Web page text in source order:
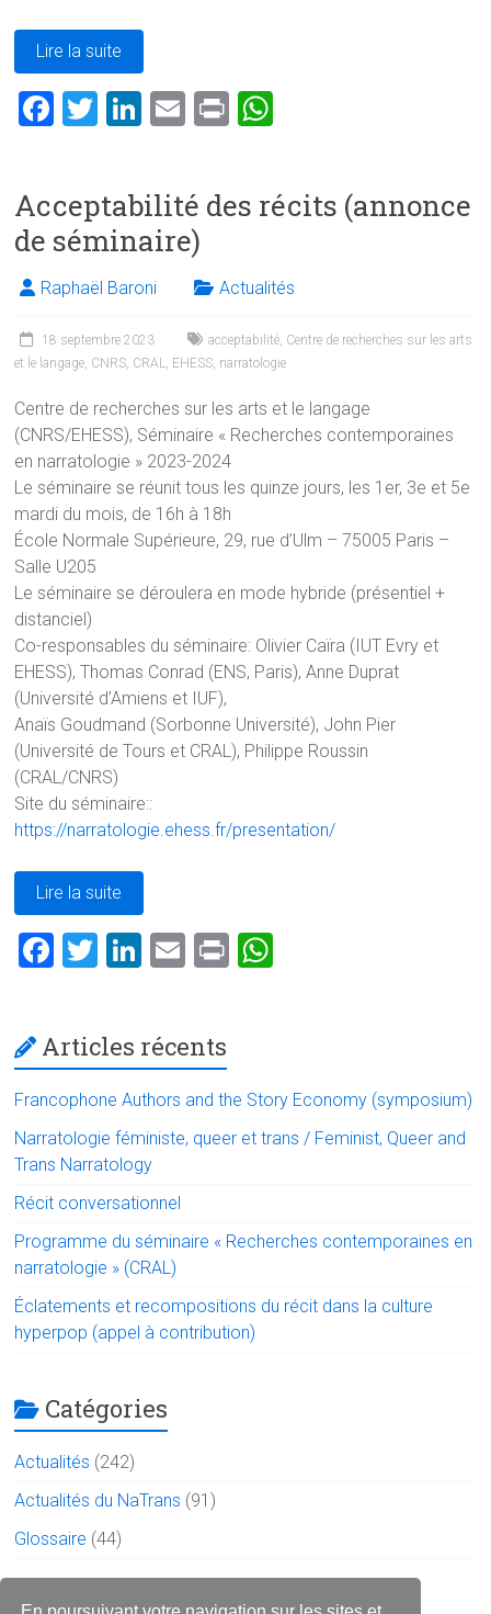
Lire la suite
F
b
o
ok
T
er
Li
dI
n
E
l
Pr
s
p
Acceptabilité des récits (annonce
de séminaire)
Raphaël Baroni Actualités
18 septembre 2023 acceptabilité, Centre de recherches sur les arts
et le langage, CNRS, CRAL, EHESS, narratologie
Centre de recherches sur les arts et le langage
(CNRS/EHESS), Séminaire « Recherches contemporaines
en narratologie » 2023-2024
Le séminaire se réunit tous les quinze jours, les 1er, 3e et 5e
mardi du mois, de 16h à 18h
École Normale Supérieure, 29, rue d’Ulm – 75005 Paris –
Salle U205
Le séminaire se déroulera en mode hybride (présentiel +
distanciel)
Co-responsables du séminaire: Olivier Caïra (IUT Evry et
EHESS), Thomas Conrad (ENS, Paris), Anne Duprat
(Université d’Amiens et IUF),
Anaïs Goudmand (Sorbonne Université), John Pier
(Université de Tours et CRAL), Philippe Roussin
(CRAL/CNRS)
Site du séminaire::
https://narratologie.ehess.fr/presentation/
Lire la suite
F
b
o
ok
T
er
Li
dI
n
E
l
Pr
A
p
Articles récents
Francophone Authors and the Story Economy (symposium)
Narratologie féministe, queer et trans / Feminist, Queer and
Trans Narratology
Récit conversationnel
Programme du séminaire « Recherches contemporaines en
narratologie » (CRAL)
Éclatements et recompositions du récit dans la culture
hyperpop (appel à contribution)
Catégories
Actualités (242)
Actualités du NaTrans (91)
Glossaire (44)